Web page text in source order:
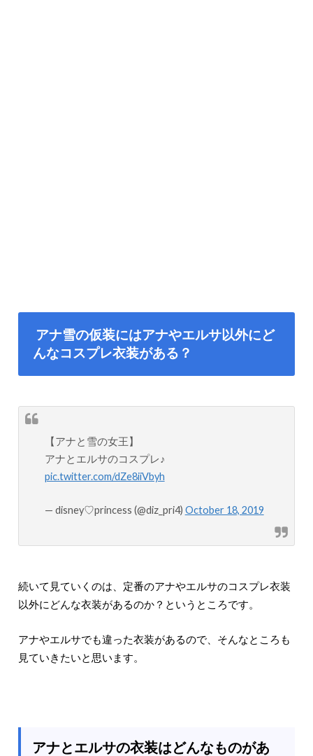
アナ雪の仮装にはアナやエルサ以外にど
んなコスプレ衣装がある？
【アナと雪の女王】
アナとエルサのコスプレ♪
pic.twitter.com/dZe8iiVbyh
— disney♡princess (@diz_pri4) October 18, 2019
続いて見ていくのは、定番のアナやエルサのコスプレ衣装
以外にどんな衣装があるのか？というところです。
アナやエルサでも違った衣装があるので、そんなところも
見ていきたいと思います。
アナとエルサの衣装はどんなものがあ